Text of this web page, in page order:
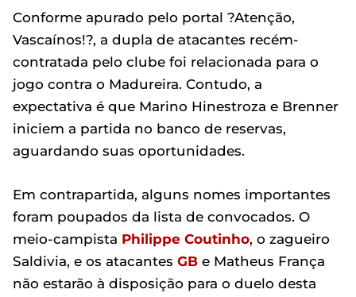
Conforme apurado pelo portal ?Atenção,
Vascaínos!?, a dupla de atacantes recém-
contratada pelo clube foi relacionada para o
jogo contra o Madureira. Contudo, a
expectativa é que Marino Hinestroza e Brenner
iniciem a partida no banco de reservas,
aguardando suas oportunidades.
Em contrapartida, alguns nomes importantes
foram poupados da lista de convocados. O
meio-campista Philippe Coutinho, o zagueiro
Saldivia, e os atacantes GB e Matheus França
não estarão à disposição para o duelo desta